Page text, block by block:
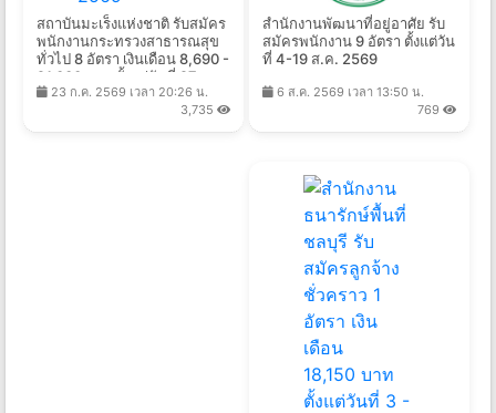
สถาบันมะเร็งแห่งชาติ รับสมัคร
พนักงานกระทรวงสาธารณสุข
ทั่วไป 8 อัตรา เงินเดือน 8,690 -
21,000 บาท ตั้งแต่วันที่ 27 ก.ค.
- 10 ส.ค. 2569
23 ก.ค. 2569 เวลา 20:26 น.
3,735
สำนักงานพัฒนาที่อยู่อาศัย รับ
สมัครพนักงาน 9 อัตรา ตั้งแต่วัน
ที่ 4-19 ส.ค. 2569
6 ส.ค. 2569 เวลา 13:50 น.
769